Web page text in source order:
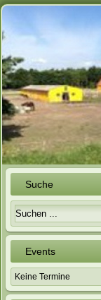
Suche
Events
Keine Termine